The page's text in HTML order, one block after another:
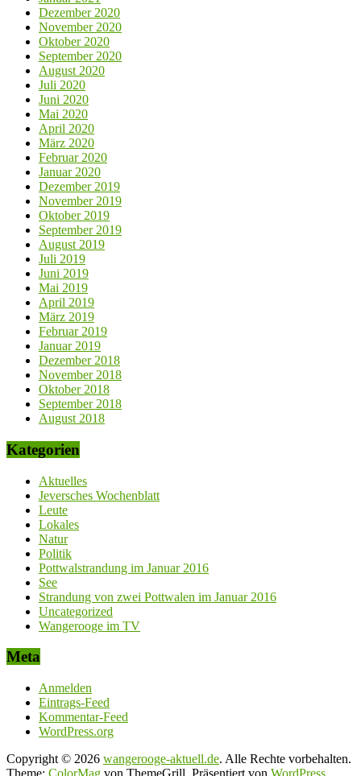
Dezember 2020
November 2020
Oktober 2020
September 2020
August 2020
Juli 2020
Juni 2020
Mai 2020
April 2020
März 2020
Februar 2020
Januar 2020
Dezember 2019
November 2019
Oktober 2019
September 2019
August 2019
Juli 2019
Juni 2019
Mai 2019
April 2019
März 2019
Februar 2019
Januar 2019
Dezember 2018
November 2018
Oktober 2018
September 2018
August 2018
Kategorien
Aktuelles
Jeversches Wochenblatt
Leute
Lokales
Natur
Politik
Pottwalstrandung im Januar 2016
See
Strandung von zwei Pottwalen im Januar 2016
Uncategorized
Wangerooge im TV
Meta
Anmelden
Eintrags-Feed
Kommentar-Feed
WordPress.org
Copyright © 2026 wangerooge-aktuell.de. Alle Rechte vorbehalten.
Theme: ColorMag von ThemeGrill. Präsentiert von WordPress